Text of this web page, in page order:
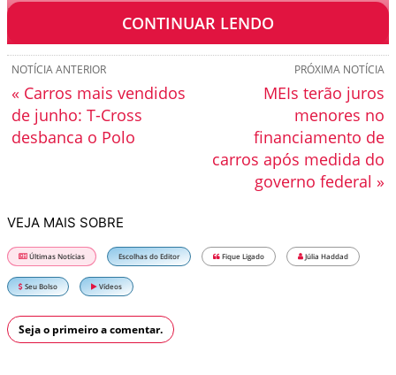
perfeita, e a linha ABT leva esse conceito ao limite.
CONTINUAR LENDO
PRÓXIMA NOTÍCIA
MEIs terão juros
menores no
financiamento de
carros após medida do
governo federal »
NOTÍCIA ANTERIOR
« Carros mais vendidos
de junho: T-Cross
desbanca o Polo
VEJA MAIS SOBRE
Últimas Notícias Escolhas do Editor Fique Ligado Júlia Haddad
Seu Bolso Vídeos
Seja o primeiro a comentar.